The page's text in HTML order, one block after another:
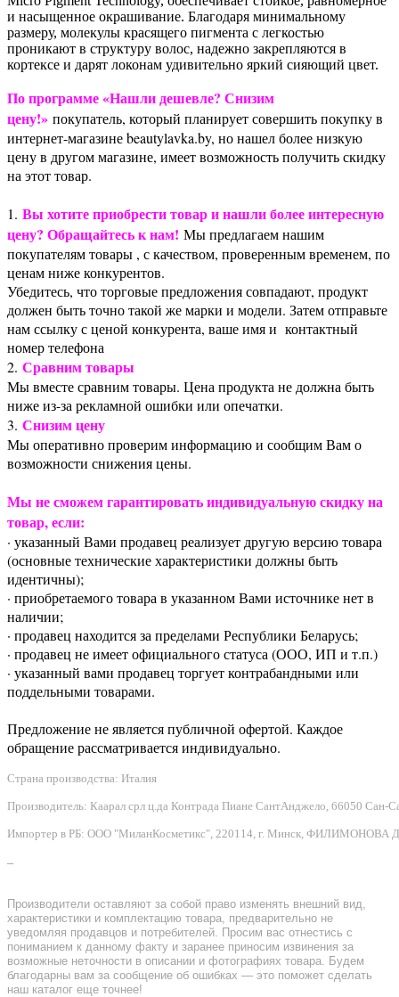
и насыщенное окрашивание. Благодаря минимальному
размеру, молекулы красящего пигмента с легкостью
проникают в структуру волос, надежно закрепляются в
кортексе и дарят локонам удивительно яркий сияющий цвет.
По программе «Нашли дешевле? Снизим
цену!» покупатель, который планирует совершить покупку в
интернет-магазине beautylavka.by, но нашел более низкую
цену в другом магазине, имеет возможность получить скидку
на этот товар.
1. Вы хотите приобрести товар и нашли более интересную
цену? Обращайтесь к нам! Мы предлагаем нашим
покупателям товары , с качеством, проверенным временем, по
ценам ниже конкурентов.
Убедитесь, что торговые предложения совпадают, продукт
должен быть точно такой же марки и модели. Затем отправьте
нам ссылку с ценой конкурента, ваше имя и контактный
номер телефона
2. Сравним товары
Мы вместе сравним товары. Цена продукта не должна быть
ниже из-за рекламной ошибки или опечатки.
3. Снизим цену
Мы оперативно проверим информацию и сообщим Вам о
возможности снижения цены.
Мы не сможем гарантировать индивидуальную скидку на
товар, если:
· указанный Вами продавец реализует другую версию товара
(основные технические характеристики должны быть
идентичны);
· приобретаемого товара в указанном Вами источнике нет в
наличии;
· продавец находится за пределами Республики Беларусь;
· продавец не имеет официального статуса (ООО, ИП и т.п.)
· указанный вами продавец торгует контрабандными или
поддельными товарами.
Предложение не является публичной офертой. Каждое
обращение рассматривается индивидуально.
Страна производства: Италия
Производитель: Каарал срл ц.да Контрада Пиане СантАнджело, 66050 Сан-
Импортер в РБ: ООО "МиланКосметикс", 220114, г. Минск, ФИЛИМОНОВА
–
Производители оставляют за собой право изменять внешний вид,
характеристики и комплектацию товара, предварительно не
уведомляя продавцов и потребителей. Просим вас отнестись с
пониманием к данному факту и заранее приносим извинения за
возможные неточности в описании и фотографиях товара. Будем
благодарны вам за сообщение об ошибках — это поможет сделать
наш каталог еще точнее!